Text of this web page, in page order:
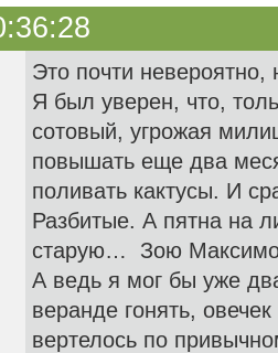
Это почти
Я был уверен, что,
сотовый, угрожая
повышать еще два
поливать кактусы. И
Разбитые. А пятна на
старую… Зою
А ведь я мог бы уже
веранде гонять,
вертелось по